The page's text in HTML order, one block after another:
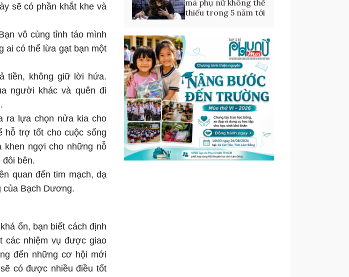
sẽ có phần khắt khe và
vô cùng tỉnh táo mình
ai có thể lừa gạt bạn một
tiền, không giữ lời hứa.
người khác và quên đi
ra lựa chọn nửa kia cho
hỗ trợ tốt cho cuộc sống
ngợi cho những nỗ
đôi bên.
quan đến tim mạch, dạ
của Bạch Dương.
ổn, bạn biết cách định
các nhiệm vụ được giao
đến những cơ hội mới
có được nhiều điều tốt
mà phụ nữ không thể
thiếu trong 5 năm tới